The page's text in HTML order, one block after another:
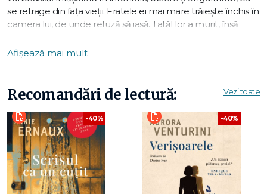
se retrage din fața vieții. Fratele ei mai mare trăiește închis în
camera lui, de unde refuză să iasă. Tatăl lor a murit, însă
o actriță frumoasă, își vede de viața ei, ca și cum nimic nu s-
într-o stranie comuniune.
Povestea scrisă de Knausgård despre o familie aflată în
plină criză este șocantă și plină de imaginație. Stilul frumos și
sobru sugerează că, până la urmă, lumina se naște din
întuneric. Juriul Premiului August
Bine ai venit în America! este asemenea unui studiu, în
Afișează mai mult
Recomandări de lectură: Vezi toate
-40% -40%